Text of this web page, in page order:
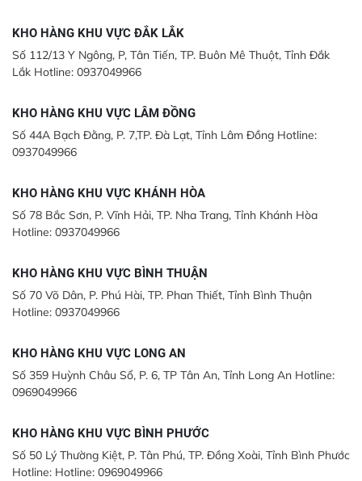
KHO HÀNG KHU VỰC ĐẮK LẮK
Số 112/13 Y Ngông, P, Tân Tiến, TP. Buôn Mê Thuột, Tỉnh Đắk
Lắk Hotline: 0937049966
KHO HÀNG KHU VỰC LÂM ĐỒNG
Số 44A Bạch Đằng, P. 7,TP. Đà Lạt, Tỉnh Lâm Đồng Hotline:
0937049966
KHO HÀNG KHU VỰC KHÁNH HÒA
Số 78 Bắc Sơn, P. Vĩnh Hải, TP. Nha Trang, Tỉnh Khánh Hòa
Hotline: 0937049966
KHO HÀNG KHU VỰC BÌNH THUẬN
Số 70 Võ Dân, P. Phú Hài, TP. Phan Thiết, Tỉnh Bình Thuận
Hotline: 0937049966
KHO HÀNG KHU VỰC LONG AN
Số 359 Huỳnh Châu Sổ, P. 6, TP Tân An, Tỉnh Long An Hotline:
0969049966
KHO HÀNG KHU VỰC BÌNH PHƯỚC
Số 50 Lý Thường Kiệt, P. Tân Phú, TP. Đồng Xoài, Tỉnh Bình Phước
Hotline: Hotline: 0969049966